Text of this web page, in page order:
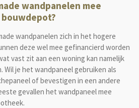
wandpanelen mee
wandpanelen zich in het hogere
deze wel mee gefinancierd worden
vast zit aan een woning kan namelijk
Wil je het wandpaneel gebruiken als
of bevestigen in een andere
gevallen het wandpaneel mee